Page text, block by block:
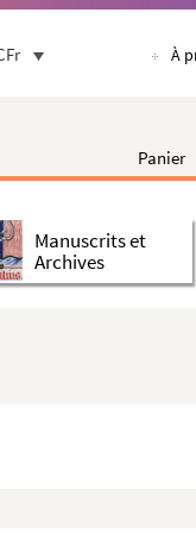
À
Panier
Manuscrits et
Archives